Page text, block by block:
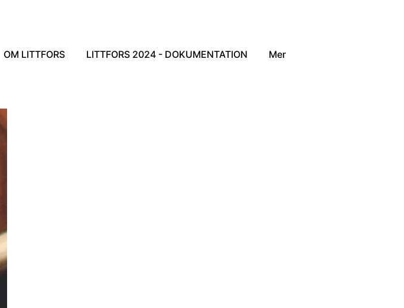
OM LITTFORS LITTFORS 2024 - DOKUMENTATION Mer